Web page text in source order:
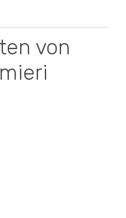
von